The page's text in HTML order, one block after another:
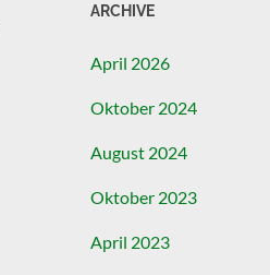
ARCHIVE
April 2026
Oktober 2024
August 2024
Oktober 2023
April 2023